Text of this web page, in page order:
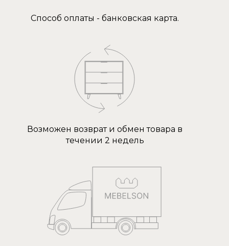
Способ оплаты - банковская карта.
Возможен возврат и обмен товара в
течении 2 недель